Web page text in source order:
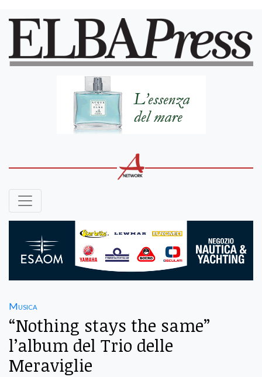
Musica
“Nothing stays the same”
l’album del Trio delle
Meraviglie